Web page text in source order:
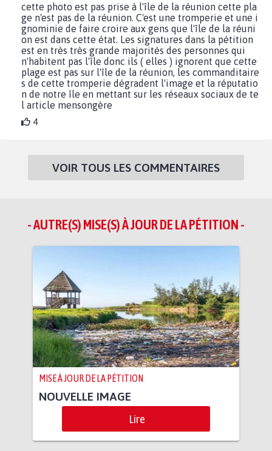
cette photo est pas prise à l'île de la réunion cette pla
ge n'est pas de la réunion. C'est une tromperie et une i
gnominie de faire croire aux gens que l'île de la réuni
on est dans cette état. Les signatures dans la pétition
est en très très grande majorités des personnes qui
n'habitent pas l'île donc ils ( elles ) ignorent que cette
plage est pas sur l'île de la réunion, les commanditaire
s de cette tromperie dégradent l'image et la réputatio
n de notre île en mettant sur les réseaux sociaux de te
l article mensongère
4
VOIR TOUS LES COMMENTAIRES
- AUTRE(S) MISE(S) À JOUR DE LA PÉTITION -
MISE À JOUR DE LA PÉTITION
NOUVELLE IMAGE
Lire